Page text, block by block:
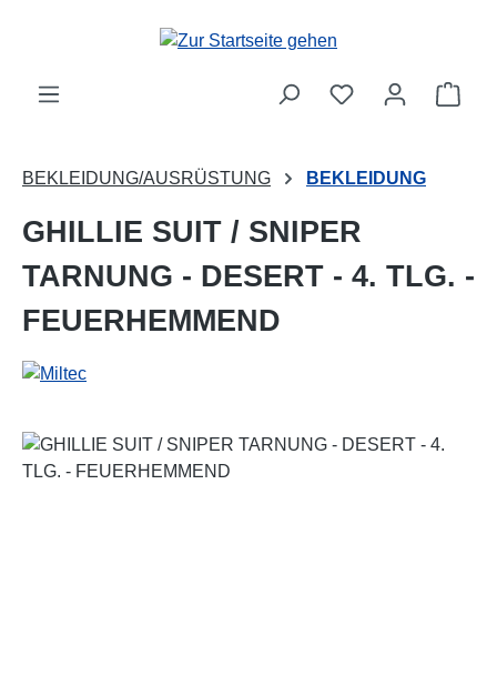
Zum Hauptinhalt springen
BEKLEIDUNG/AUSRÜSTUNG BEKLEIDUNG
GHILLIE SUIT / SNIPER
TARNUNG - DESERT - 4. TLG. -
FEUERHEMMEND
Bildergalerie überspringen